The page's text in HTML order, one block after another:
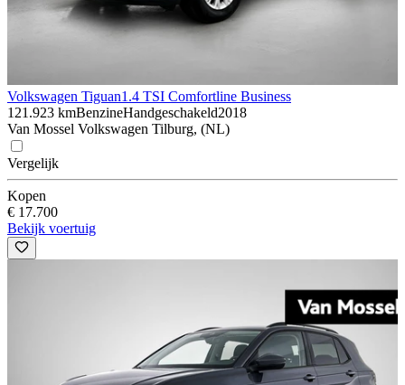
Volkswagen Tiguan1.4 TSI Comfortline Business
121.923 kmBenzineHandgeschakeld2018
Van Mossel Volkswagen Tilburg, (NL)
Vergelijk
Kopen
€ 17.700
Bekijk voertuig